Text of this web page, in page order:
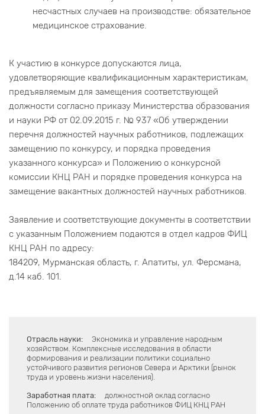
несчастных случаев на производстве: обязательное
медицинское страхование.
К участию в конкурсе допускаются лица,
удовлетворяющие квалификационным характеристикам,
предъявляемым для замещения соответствующей
должности согласно приказу Министерства образования
и науки РФ от 02.09.2015 г. № 937 «Об утверждении
перечня должностей научных работников, подлежащих
замещению по конкурсу, и порядка проведения
указанного конкурса» и Положению о конкурсной
комиссии КНЦ РАН и порядке проведения конкурса на
замещение вакантных должностей научных работников.
Заявление и соответствующие документы в соответствии
с указанным Положением подаются в отдел кадров ФИЦ
КНЦ РАН по адресу:
184209, Мурманская область, г. Апатиты, ул. Ферсмана,
д.14 каб. 101.
Отрасль науки:
Экономика и управление народным
хозяйством. Комплексные исследования в области
формирования и реализации политики социально
устойчивого развития регионов Севера и Арктики (рынок
труда и уровень жизни населения).
Заработная плата:
должностной оклад согласно
Положению об оплате труда работников ФИЦ КНЦ РАН